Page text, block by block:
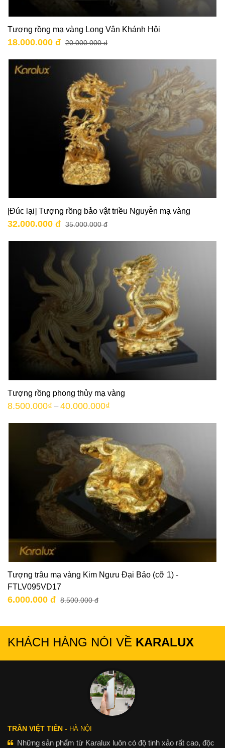
Tượng rồng mạ vàng Long Vân Khánh Hội
18.000.000 đ 20.000.000 đ
[Đúc lại] Tượng rồng bảo vật triều Nguyễn mạ vàng
32.000.000 đ 35.000.000 đ
Tượng rồng phong thủy mạ vàng
8.500.000₫ – 40.000.000₫
Tượng trâu mạ vàng Kim Ngưu Đại Bảo (cỡ 1) -
FTLV095VD17
6.000.000 đ 8.500.000 đ
KHÁCH HÀNG NÓI VỀ KARALUX
TRẦN VIỆT TIẾN - HÀ NỘI
Những sản phẩm từ Karalux luôn có độ tinh xảo rất cao, độc